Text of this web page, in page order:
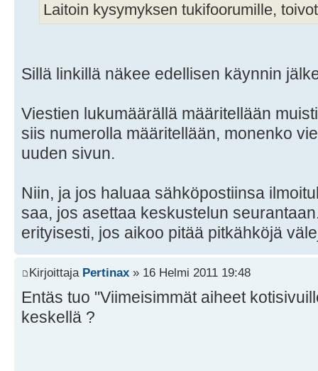
Laitoin kysymyksen tukifoorumille,
Sillä linkillä näkee edellisen käynnin
Viestien lukumäärällä määritellään
siis numerolla määritellään, monenko
uuden sivun.
Niin, ja jos haluaa sähköpostiinsa
saa, jos asettaa keskustelun
erityisesti, jos aikoo pitää pitkähköjä
Kirjoittaja Pertinax » 16 Helmi 2011 19:48
Entäs tuo "Viimeisimmät aiheet
keskellä ?